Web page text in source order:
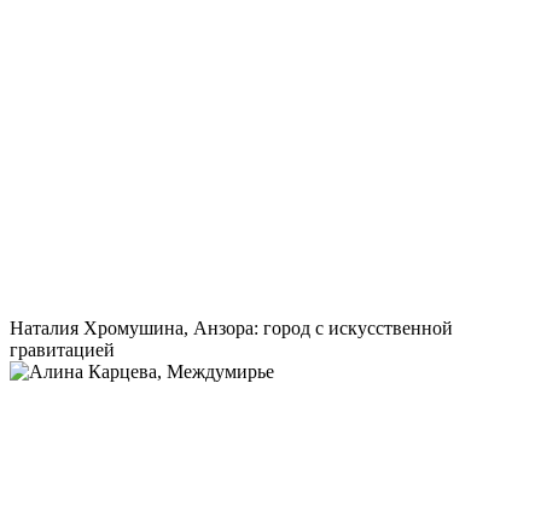
Наталия Хромушина, Анзора: город с искусственной
гравитацией